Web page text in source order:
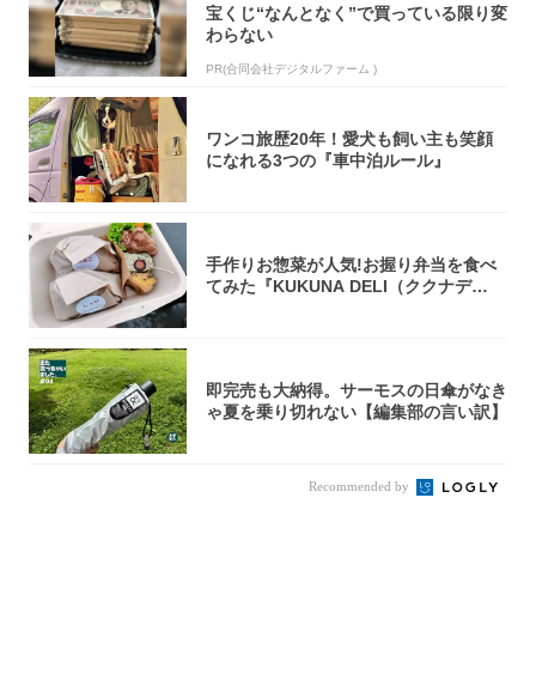
宝くじ“なんとなく”で買っている限り変
わらない
PR(合同会社デジタルファーム )
ワンコ旅歴20年！愛犬も飼い主も笑顔
になれる3つの『車中泊ルール』
手作りお惣菜が人気!お握り弁当を食べ
てみた『KUKUNA DELI（ククナデ
即完売も大納得。サーモスの日傘がなき
ゃ夏を乗り切れない【編集部の言い訳】
Recommended by